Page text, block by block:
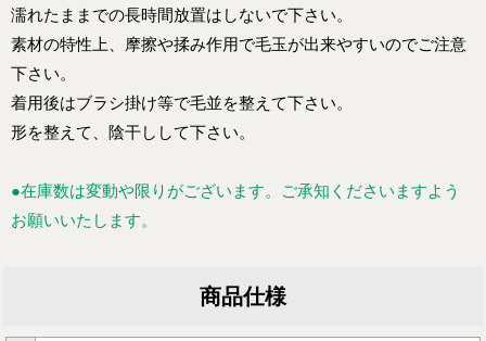
濡れたままでの長時間放置はしないで下さい。
素材の特性上、摩擦や揉み作用で毛玉が出来やすいのでご注意
下さい。
着用後はブラシ掛け等で毛並を整えて下さい。
形を整えて、陰干しして下さい。
●在庫数は変動や限りがございます。ご承知くださいますよう
お願いいたします。
商品仕様